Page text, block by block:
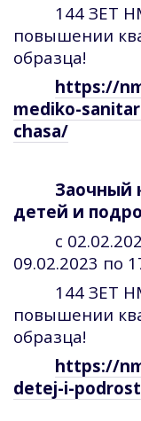
144 ЗЕТ
повышении
образца!
https://
mediko-
chasa/
Заочный
детей и
с
09.02.2023 по
144 ЗЕТ
повышении
образца!
https://
detej-i-